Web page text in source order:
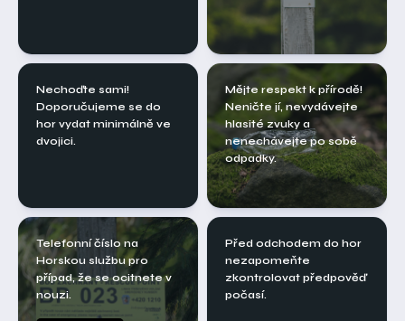
Nechoďte sami!
Doporučujeme se do
hor vydat minimálně ve
dvojici.
Mějte respekt k přírodě!
Neničte jí, nevydávejte
hlasité zvuky a
nenechávejte po sobě
odpadky.
Telefonní číslo na
Horskou službu pro
případ, že se ocitnete v
nouzi.
Před odchodem do hor
nezapomeňte
zkontrolovat předpověď
počasí.